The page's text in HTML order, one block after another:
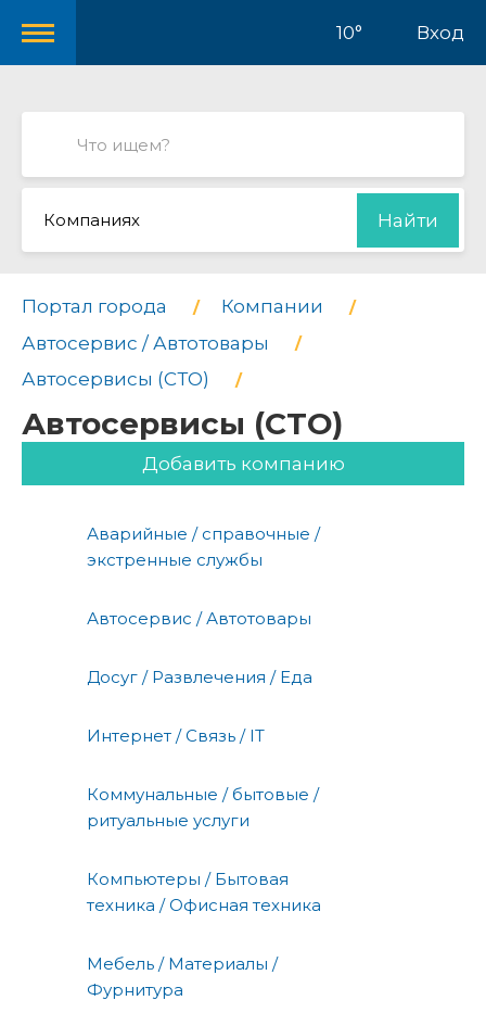
10° Вход
Компаниях Найти
Портал города
Компании
Автосервис / Автотовары
Автосервисы (СТО)
Автосервисы (СТО)
Добавить компанию
Аварийные / справочные /
экстренные службы
Автосервис / Автотовары
Досуг / Развлечения / Еда
Интернет / Связь / IT
Коммунальные / бытовые /
ритуальные услуги
Компьютеры / Бытовая
техника / Офисная техника
Мебель / Материалы /
Фурнитура